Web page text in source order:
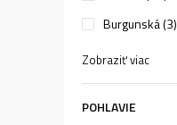
Burgunská (3)
Zobraziť viac
POHLAVIE